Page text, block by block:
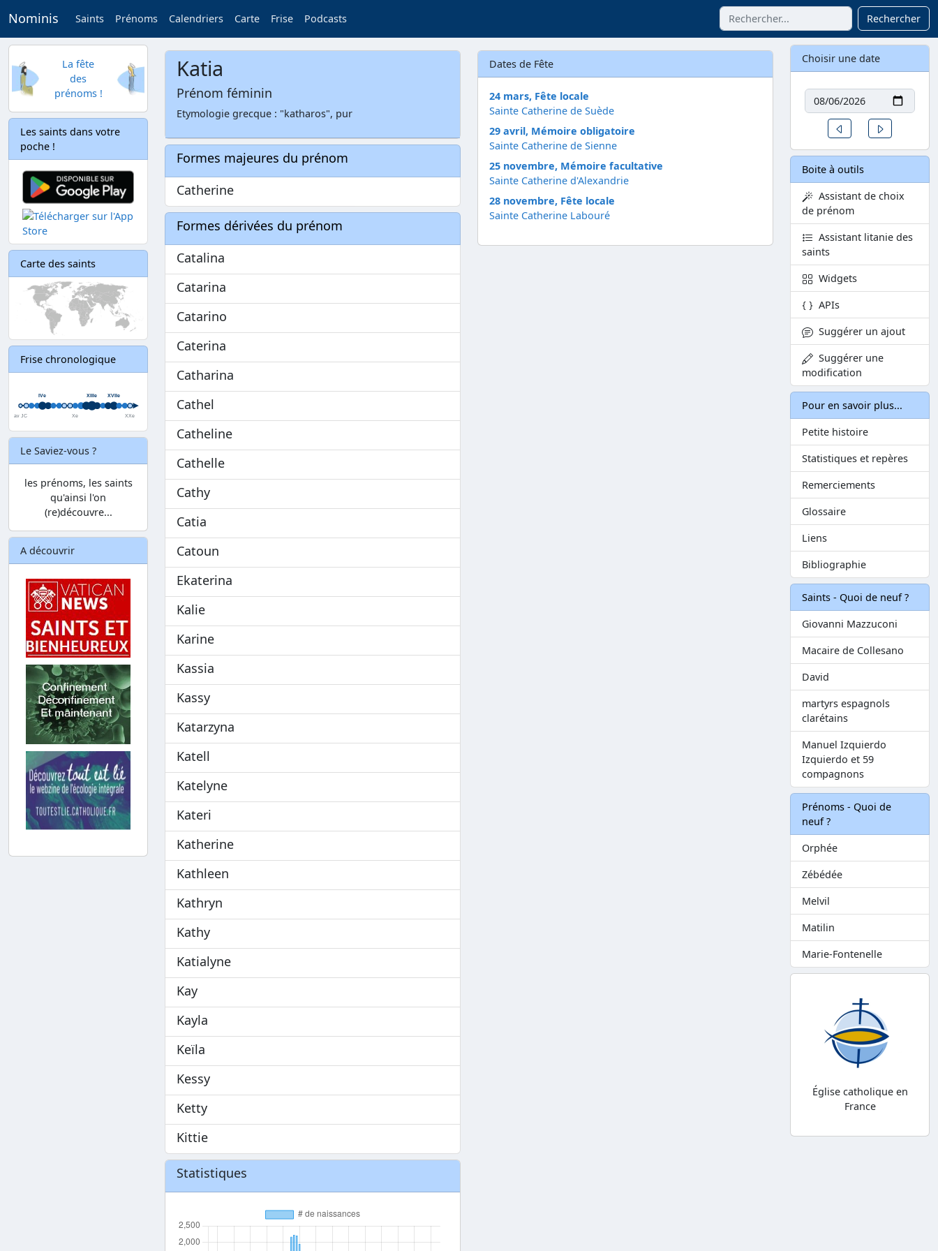
Nominis Saints Prénoms Calendriers Carte Frise Podcasts Rechercher
La fête
des
prénoms !
Les saints dans votre
poche !
Carte des saints
Frise chronologique
Le Saviez-vous ?
les prénoms, les saints
qu'ainsi l'on
(re)découvre...
A découvrir
Katia
Prénom féminin
Etymologie grecque : "katharos", pur
Formes majeures du prénom
Catherine
Formes dérivées du prénom
Catalina
Catarina
Catarino
Caterina
Catharina
Cathel
Catheline
Cathelle
Cathy
Catia
Catoun
Ekaterina
Kalie
Karine
Kassia
Kassy
Katarzyna
Katell
Katelyne
Kateri
Katherine
Kathleen
Kathryn
Kathy
Katialyne
Kay
Kayla
Keïla
Kessy
Ketty
Kittie
Statistiques
Dates de Fête
24 mars, Fête locale
Sainte Catherine de Suède
29 avril, Mémoire obligatoire
Sainte Catherine de Sienne
25 novembre, Mémoire facultative
Sainte Catherine d'Alexandrie
28 novembre, Fête locale
Sainte Catherine Labouré
Choisir une date
Date
Un jour avant
Boite à outils
Assistant de choix
de prénom
Assistant litanie des
saints
Widgets
APIs
Suggérer un ajout
Suggérer une
modification
Pour en savoir plus...
Petite histoire
Statistiques et repères
Remerciements
Glossaire
Liens
Bibliographie
Saints - Quoi de neuf ?
Giovanni Mazzuconi
Macaire de Collesano
David
martyrs espagnols
clarétains
Manuel Izquierdo
Izquierdo et 59
compagnons
Prénoms - Quoi de
neuf ?
Orphée
Zébédée
Melvil
Matilin
Marie-Fontenelle
Église catholique en
France